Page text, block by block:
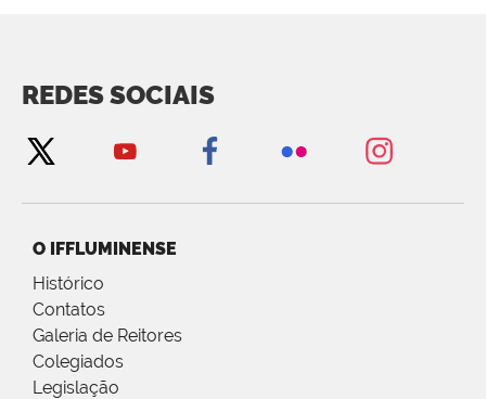
REDES SOCIAIS
O IFFLUMINENSE
Histórico
Contatos
Galeria de Reitores
Colegiados
Legislação